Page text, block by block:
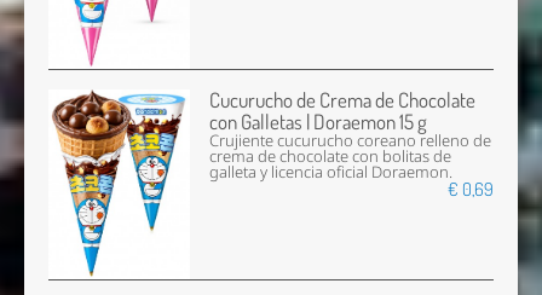
Cucurucho de Crema de Chocolate
con Galletas | Doraemon 15 g
Crujiente cucurucho coreano relleno de
crema de chocolate con bolitas de
galleta y licencia oficial Doraemon.
€ 0,69